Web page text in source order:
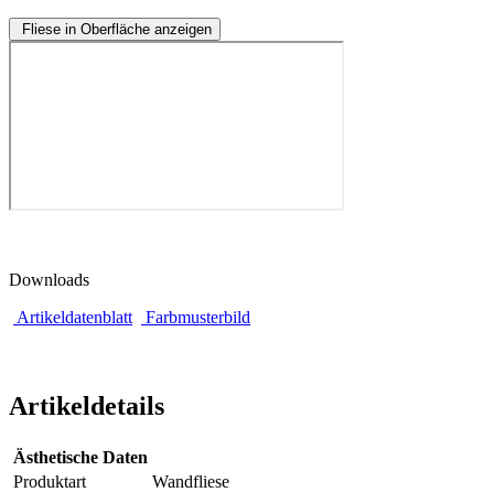
Fliese in Oberfläche anzeigen
Downloads
Artikeldatenblatt
Farbmusterbild
Artikeldetails
Ästhetische Daten
Produktart
Wandfliese